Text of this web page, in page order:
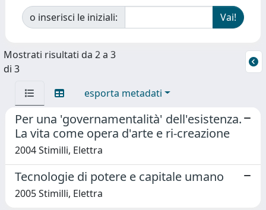
o inserisci le iniziali:
Mostrati risultati da 2 a 3
di 3
esporta metadati
Per una 'governamentalità' dell'esistenza.
La vita come opera d'arte e ri-creazione
2004 Stimilli, Elettra
Tecnologie di potere e capitale umano
2005 Stimilli, Elettra